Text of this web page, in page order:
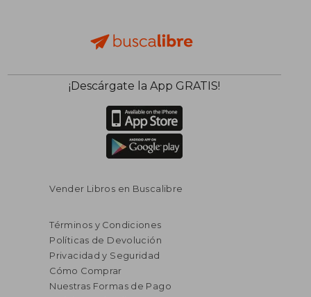
¡Descárgate la App GRATIS!
Vender Libros en Buscalibre
Términos y Condiciones
Políticas de Devolución
Privacidad y Seguridad
Cómo Comprar
Nuestras Formas de Pago